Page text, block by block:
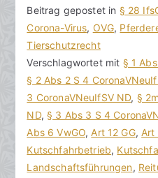
V
o
n
h
o
r
a
k
R
e
B
e
i
t
r
a
g
v
e
r
Beitrag gepostet in § 28
Corona-Virus, OVG,
Tierschutzrecht
Verschlagwortet mit § 1
§ 2 Abs 2 S 4
3 CoronaVNeuIfSV ND, §
ND,§ 3 Abs 3 S 4
Abs 6 VwGO, Art 12 GG, Art
Kutschfahrbetrieb,
Landschaftsführungen,
K
e
i
n
e
K
o
m
m
e